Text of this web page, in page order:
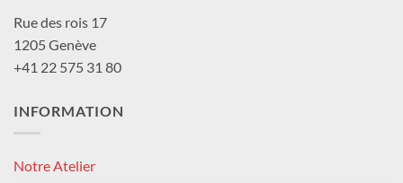
Rue des rois 17
1205 Genève
+41 22 575 31 80
INFORMATION
Notre Atelier